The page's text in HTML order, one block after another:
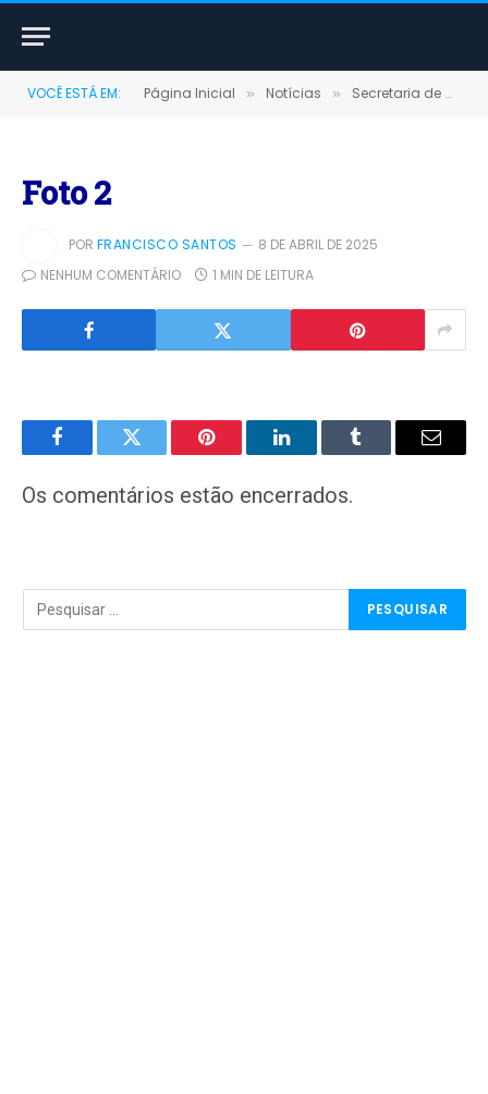
VOCÊ ESTÁ EM: Página Inicial » Notícias » Secretaria de Meio Ambiente e Mineração lança campanha “O Dia do Descarte Correto” em Terra Santa
Foto 2
POR FRANCISCO SANTOS
8 DE ABRIL DE 2025
NENHUM COMENTÁRIO
1 MIN DE LEITURA
FacebookTwitter Pinterest LinkedInTumblr
E-
Os comentários estão encerrados.